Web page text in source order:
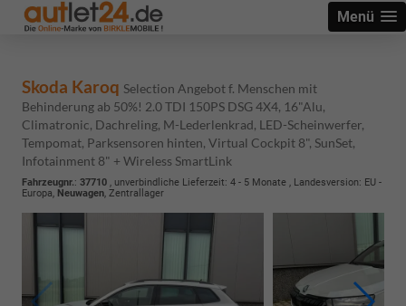
Menü
Skoda Karoq Selection Angebot f. Menschen mit
Behinderung ab 50%! 2.0 TDI 150PS DSG 4X4, 16"Alu,
Climatronic, Dachreling, M-Lederlenkrad, LED-Scheinwerfer,
Tempomat, Parksensoren hinten, Virtual Cockpit 8", SunSet,
Infotainment 8" + Wireless SmartLink
Fahrzeugnr.: 37710 , unverbindliche Lieferzeit: 4 - 5 Monate , Landesversion: EU -
Europa, Neuwagen, Zentrallager